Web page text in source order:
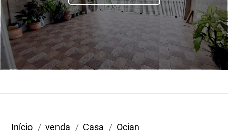
Início venda Casa Ocian